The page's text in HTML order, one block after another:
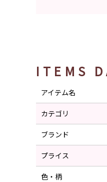
ITEMS
アイテム名
カテゴリ
ブランド
プライス
色・柄